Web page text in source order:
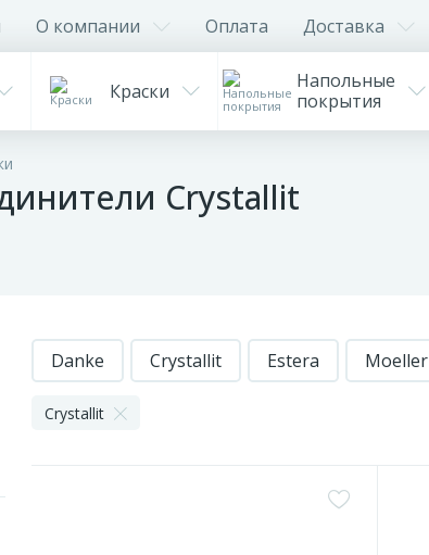
О компании Оплата Доставка
Краски
Напольные
покрытия
Crystallit
Danke Crystallit Estera Moeller
Crystallit